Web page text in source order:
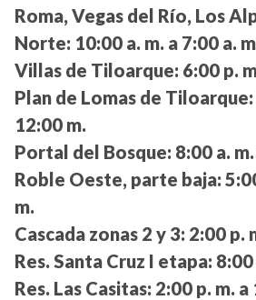
Roma, Vegas del Río, Los
Norte: 10:00 a. m. a 7:00 a.
Villas de Tiloarque: 6:00 p.
Plan de Lomas de Tiloarque:
12:00 m.
Portal del Bosque: 8:00 a.
Roble Oeste, parte baja:
m.
Cascada zonas 2 y 3: 2:00 p.
Res. Santa Cruz I etapa: 8:00
Res. Las Casitas: 2:00 p. m. a